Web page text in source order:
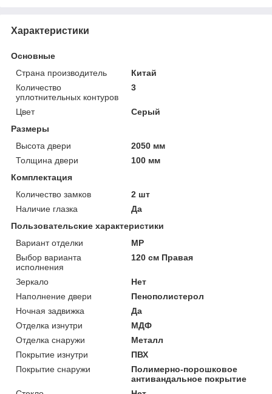
Характеристики
Основные
Страна производитель
Китай
Количество
уплотнительных контуров
3
Цвет
Серый
Размеры
Высота двери
2050 мм
Толщина двери
100 мм
Комплектация
Количество замков
2 шт
Наличие глазка
Да
Пользовательские характеристики
Вариант отделки
MP
Выбор варианта
исполнения
120 см Правая
Зеркало
Нет
Наполнение двери
Пенополистерол
Ночная задвижка
Да
Отделка изнутри
МДФ
Отделка снаружи
Металл
Покрытие изнутри
ПВХ
Покрытие снаружи
Полимерно-порошковое
антивандальное покрытие